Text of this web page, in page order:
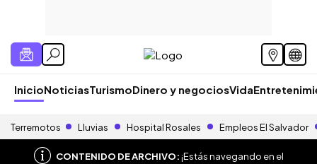
InicioNoticiasTurismoDinero y negociosVida
Terremotos Lluvias Hospital Rosales Empleos El Salvador
CONTENIDO DE ARCHIVO:¡Estás navegando en el